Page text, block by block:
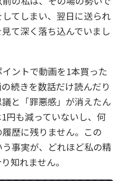
てしまい、翌日に送られ
て深く落ち込んでいまし
ントで動画を1本買った
続きを数話だけ読んだり
と「罪悪感」が消えたん
円も減っていないし、何
歴に残りません。この
う事実が、どれほど私の精
知れません。